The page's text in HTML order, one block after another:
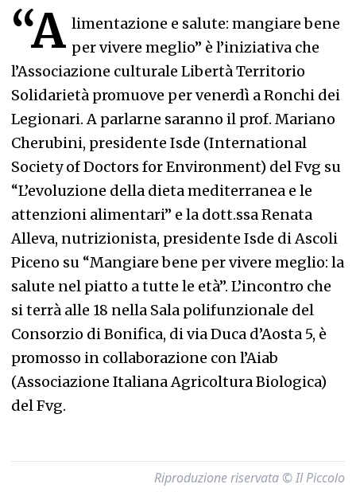
“A limentazione e salute: mangiare bene
per vivere meglio” è l’iniziativa che
l’Associazione culturale Libertà Territorio
Solidarietà promuove per venerdì a Ronchi dei
Legionari. A parlarne saranno il prof. Mariano
Cherubini, presidente Isde (International
Society of Doctors for Environment) del Fvg su
“L’evoluzione della dieta mediterranea e le
attenzioni alimentari” e la dott.ssa Renata
Alleva, nutrizionista, presidente Isde di Ascoli
Piceno su “Mangiare bene per vivere meglio: la
salute nel piatto a tutte le età”. L’incontro che
si terrà alle 18 nella Sala polifunzionale del
Consorzio di Bonifica, di via Duca d’Aosta 5, è
promosso in collaborazione con l’Aiab
(Associazione Italiana Agricoltura Biologica)
del Fvg.
Riproduzione riservata © Il Piccolo